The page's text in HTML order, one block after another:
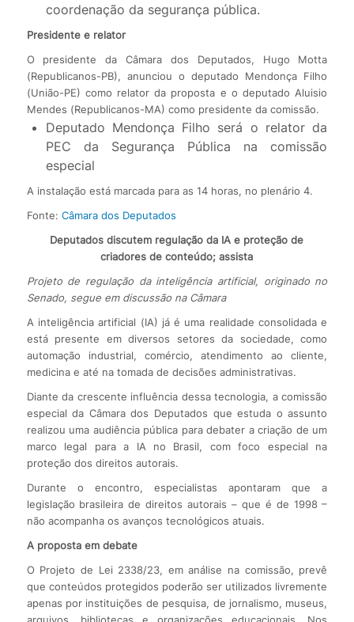
coordenação da segurança pública.
Presidente e relator
O presidente da Câmara dos Deputados, Hugo Motta
(Republicanos-PB), anunciou o deputado Mendonça Filho
(União-PE) como relator da proposta e o deputado Aluisio
Mendes (Republicanos-MA) como presidente da comissão.
Deputado Mendonça Filho será o relator da
PEC da Segurança Pública na comissão
especial
A instalação está marcada para as 14 horas, no plenário 4.
Fonte: Câmara dos Deputados
Deputados discutem regulação da IA e proteção de
criadores de conteúdo; assista
Projeto de regulação da inteligência artificial, originado no
Senado, segue em discussão na Câmara
A inteligência artificial (IA) já é uma realidade consolidada e
está presente em diversos setores da sociedade, como
automação industrial, comércio, atendimento ao cliente,
medicina e até na tomada de decisões administrativas.
Diante da crescente influência dessa tecnologia, a comissão
especial da Câmara dos Deputados que estuda o assunto
realizou uma audiência pública para debater a criação de um
marco legal para a IA no Brasil, com foco especial na
proteção dos direitos autorais.
Durante o encontro, especialistas apontaram que a
legislação brasileira de direitos autorais – que é de 1998 –
não acompanha os avanços tecnológicos atuais.
A proposta em debate
O Projeto de Lei 2338/23, em análise na comissão, prevê
que conteúdos protegidos poderão ser utilizados livremente
apenas por instituições de pesquisa, de jornalismo, museus,
arquivos, bibliotecas e organizações educacionais. Nos